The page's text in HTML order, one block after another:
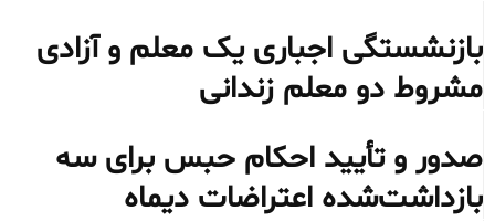
بازنشستگی اجباری یک معلم و آزادی
مشروط دو معلم زندانی
صدور و تأیید احکام حبس برای سه
بازداشت‌شده اعتراضات دیماه